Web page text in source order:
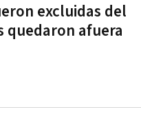
excluidas del
quedaron afuera